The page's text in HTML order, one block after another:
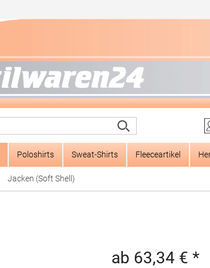
Poloshirts Sweat-Shirts Fleeceartikel
Jacken (Soft Shell)
ab 63,34 € *